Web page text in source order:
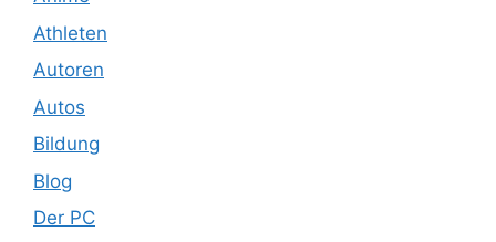
Athleten
Autoren
Autos
Bildung
Blog
Der PC